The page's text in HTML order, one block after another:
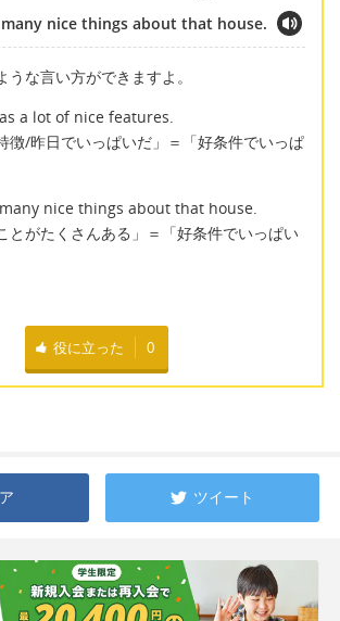
nice things about that house.
うな言い方ができますよ。
a lot of nice features.
徴/昨日でいっぱいだ」＝「好条件でいっぱ
nice things about that house.
とがたくさんある」＝「好条件でいっぱい
役に立った 0
ツイート